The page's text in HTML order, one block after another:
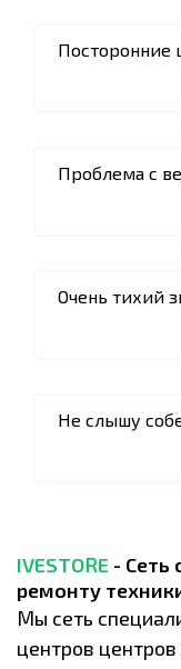
Проблема с
Очень тихий
Не слышу
IVESTORE - Сеть
ремонту
Мы сеть
центров